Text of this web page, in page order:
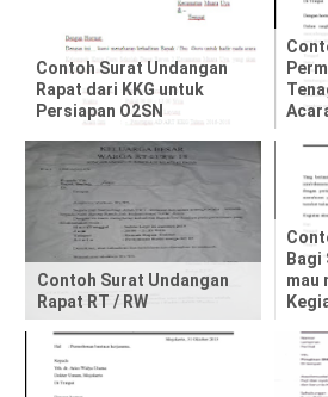
h
i
o
Contoh Surat Undangan
Rapat dari KKG untuk
Persiapan O2SN
Contoh Surat Undangan
Rapat RT / RW
Bagi
mau